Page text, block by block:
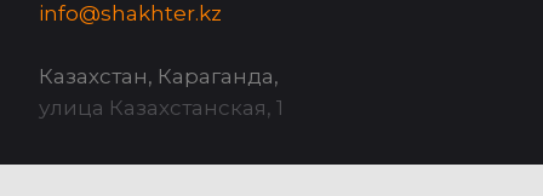
info@shakhter.kz
Казахстан, Караганда,
улица Казахстанская, 1